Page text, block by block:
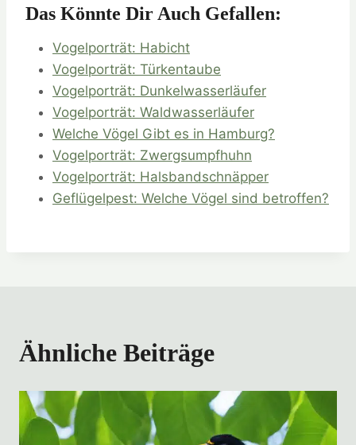
Das Könnte Dir Auch Gefallen:
Vogelporträt: Habicht
Vogelporträt: Türkentaube
Vogelporträt: Dunkelwasserläufer
Vogelporträt: Waldwasserläufer
Welche Vögel Gibt es in Hamburg?
Vogelporträt: Zwergsumpfhuhn
Vogelporträt: Halsbandschnäpper
Geflügelpest: Welche Vögel sind betroffen?
Ähnliche Beiträge